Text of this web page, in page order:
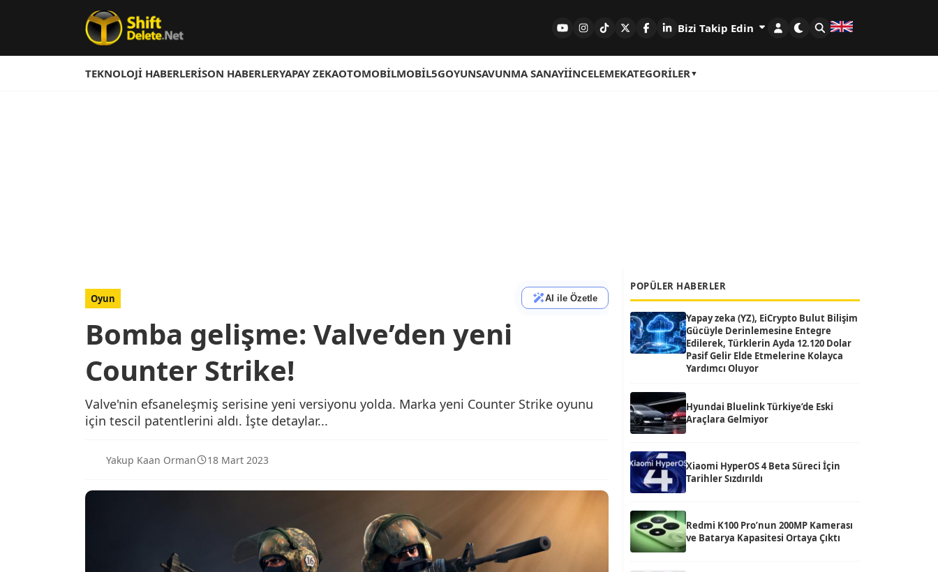
Bizi Takip Edin
TEKNOLOJI HABERLERISON HABERLERYAPAY ZEKAOTOMOBILMOBIL5GOYUNSAVUNMA SANAYIİNCELEMEKATEGORILER
Oyun AI ile Özetle
Bomba gelişme: Valve’den yeni
Counter Strike!
Valve'nin efsaneleşmiş serisine yeni versiyonu yolda. Marka yeni Counter Strike oyunu
için tescil patentlerini aldı. İşte detaylar...
Yakup Kaan Orman 18 Mart 2023
POPÜLER HABERLER
Yapay zeka (YZ), EiCrypto Bulut Bilişim
Gücüyle Derinlemesine Entegre
Edilerek, Türklerin Ayda 12.120 Dolar
Pasif Gelir Elde Etmelerine Kolayca
Yardımcı Oluyor
Hyundai Bluelink Türkiye’de Eski
Araçlara Gelmiyor
Xiaomi HyperOS 4 Beta Süreci İçin
Tarihler Sızdırıldı
Redmi K100 Pro’nun 200MP Kamerası
ve Batarya Kapasitesi Ortaya Çıktı